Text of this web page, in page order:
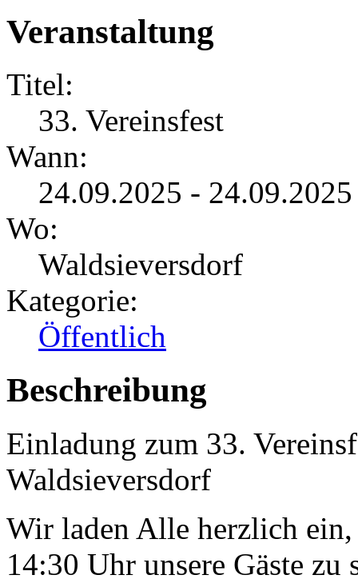
Veranstaltung
Titel:
33. Vereinsfest
Wann:
24.09.2025 -
Wo:
Waldsieversdorf
Kategorie:
Öffentlich
Beschreibung
Einladung zum 33.
Waldsieversdorf
Wir laden Alle herzlich ein,
14:30 Uhr unsere Gäste zu